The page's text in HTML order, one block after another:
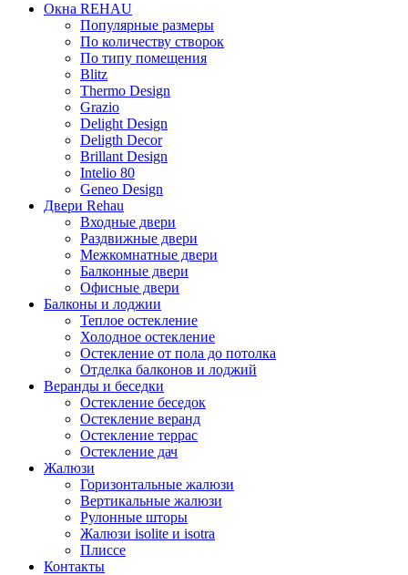
Окна REHAU
Популярные размеры
По количеству створок
По типу помещения
Blitz
Thermo Design
Grazio
Delight Design
Deligth Decor
Brillant Design
Intelio 80
Geneo Design
Двери Rehau
Входные двери
Раздвижные двери
Межкомнатные двери
Балконные двери
Офисные двери
Балконы и лоджии
Теплое остекление
Холодное остекление
Остекление от пола до потолка
Отделка балконов и лоджий
Веранды и беседки
Остекление беседок
Остекление веранд
Остекление террас
Остекление дач
Жалюзи
Горизонтальные жалюзи
Вертикальные жалюзи
Рулонные шторы
Жалюзи isolite и isotra
Плиссе
Контакты